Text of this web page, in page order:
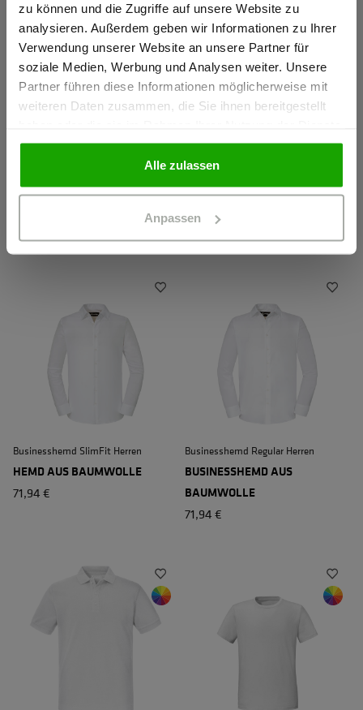
zu können und die Zugriffe auf unsere Website zu
analysieren. Außerdem geben wir Informationen zu Ihrer
Verwendung unserer Website an unsere Partner für
soziale Medien, Werbung und Analysen weiter. Unsere
Partner führen diese Informationen möglicherweise mit
weiteren Daten zusammen, die Sie ihnen bereitgestellt
gesammelt haben.
Alle zulassen
Anpassen
LEICHTE, ELASTISCHE
Lieblings Polo CW GOTS Herren
POLOSHIRT AUS BIO-
35,94 €
Businesshemd SlimFit Herren
HEMD AUS BAUMWOLLE
71,94 €
Businesshemd Regular Herren
BUSINESSHEMD AUS
BAUMWOLLE
71,94 €
Ich bestätige, dass ich Gewerbetreibender bin. Alle
Preise werden netto ausgewiesen.